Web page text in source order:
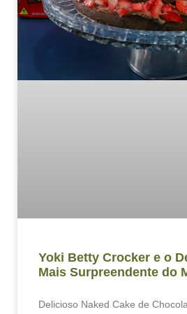
Yoki Betty Crocker e o
Mais Surpreendente do
Delicioso Naked Cake de